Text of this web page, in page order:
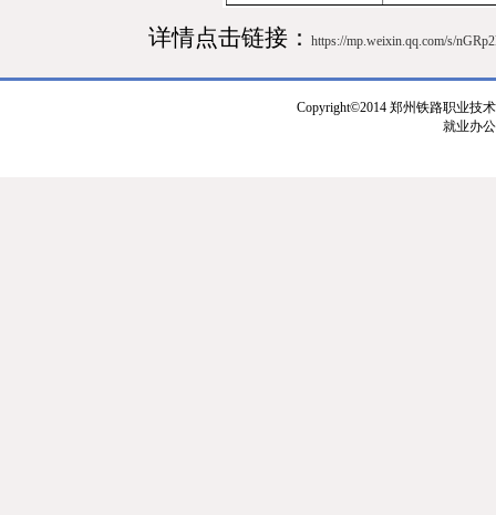
详情点击链接： https://mp.weixin.qq.com/s/
Copyright©2014 郑州铁路职业技
就业办公